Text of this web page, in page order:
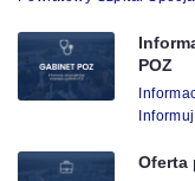
POZ
Oferta